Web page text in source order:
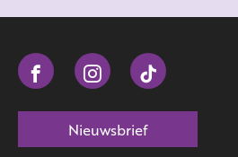
Nieuwsbrief